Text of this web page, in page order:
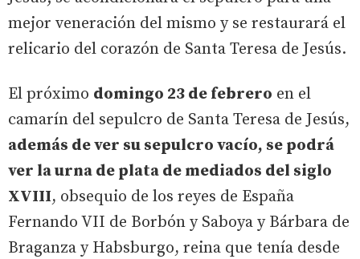
mejor veneración del mismo y se restaurará el
relicario del corazón de Santa Teresa de Jesús.
El próximo domingo 23 de febrero en el
camarín del sepulcro de Santa Teresa de Jesús,
además de ver su sepulcro vacío, se podrá
ver la urna de plata de mediados del siglo
XVIII, obsequio de los reyes de España
Fernando VII de Borbón y Saboya y Bárbara de
Braganza y Habsburgo, reina que tenía desde